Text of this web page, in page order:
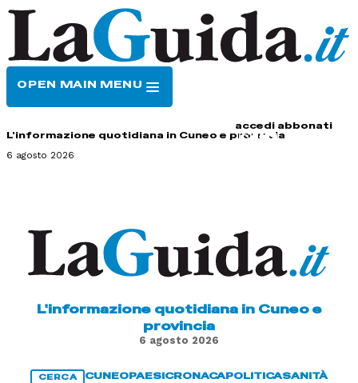
OPEN MAIN MENU
accedi abbonati
L'informazione quotidiana in Cuneo e provincia
6 agosto 2026
L'informazione quotidiana in Cuneo e
provincia
6 agosto 2026
CERCA CUNEOPAESICRONACAPOLITICASANITÀ